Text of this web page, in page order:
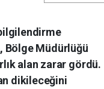
Bölge Müdürlüğü
alan zarar gördü.
dikileceğini